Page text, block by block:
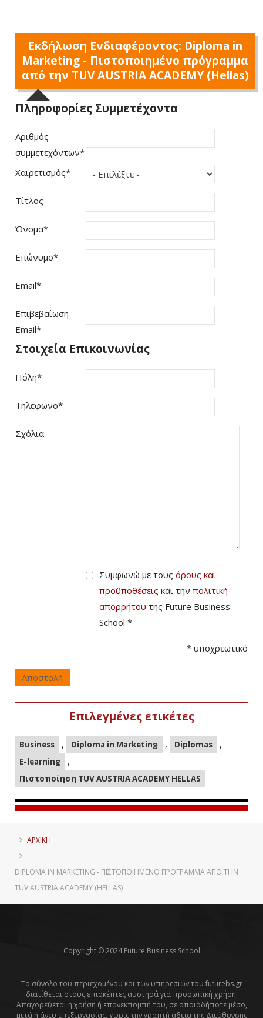
Εκδήλωση Ενδιαφέροντος: Diploma in
Marketing - Πιστοποιημένο πρόγραμμα
από την TUV AUSTRIA ACADEMY (Hellas)
Πληροφορίες Συμμετέχοντα
Αριθμός
συμμετεχόντων*
Χαιρετισμός*
Τίτλος
Όνομα*
Επώνυμο*
Email*
Επιβεβαίωση
Email*
Στοιχεία Επικοινωνίας
Πόλη*
Τηλέφωνο*
Σχόλια
Συμφωνώ με τους όρους και
προϋποθέσεις και την πολιτική
απορρήτου της Future Business
School *
* υποχρεωτικό
Αποστολή
Επιλεγμένες ετικέτες
Business , Diploma in Marketing , Diplomas ,
E-learning ,
Πιστοποίηση TUV AUSTRIA ACADEMY HELLAS
ΑΡΧΙΚΗ
DIPLOMA IN MARKETING - ΠΙΣΤΟΠΟΙΗΜΈΝΟ ΠΡΌΓΡΑΜΜΑ ΑΠΌ ΤΗΝ
TUV AUSTRIA ACADEMY (HELLAS)
Copyright © 2024 Future Business School
Το σύνολο του περιεχομένου και των υπηρεσιών του futurebs.gr
διατίθεται στους επισκέπτες αυστηρά για προσωπική χρήση.
Απαγορεύεται η χρήση ή επανεκπομπή του, σε οποιοδήποτε μέσο,
μετά ή άνευ επεξεργασίας, χωρίς την γραπτή άδεια της Διεύθυνσης